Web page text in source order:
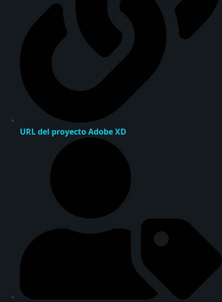
URL del proyecto Adobe XD